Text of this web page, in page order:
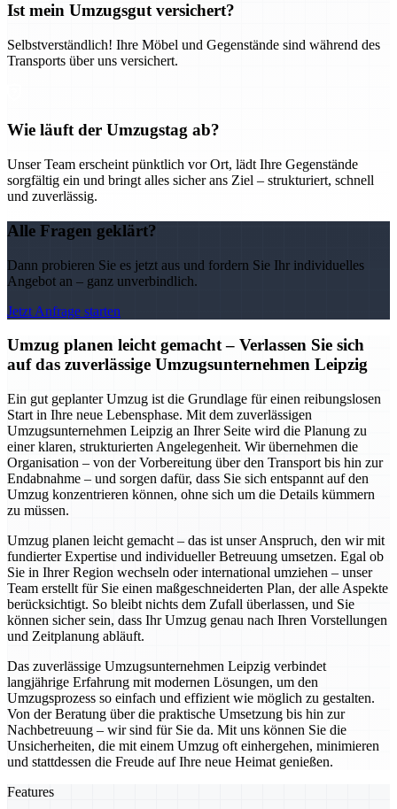
Ist mein Umzugsgut versichert?
Selbstverständlich! Ihre Möbel und Gegenstände sind während des
Transports über uns versichert.
Wie läuft der Umzugstag ab?
Unser Team erscheint pünktlich vor Ort, lädt Ihre Gegenstände
sorgfältig ein und bringt alles sicher ans Ziel – strukturiert, schnell
und zuverlässig.
Alle Fragen geklärt?
Dann probieren Sie es jetzt aus und fordern Sie Ihr individuelles
Angebot an – ganz unverbindlich.
Jetzt Anfrage starten
Umzug planen leicht gemacht – Verlassen Sie sich
auf das zuverlässige Umzugsunternehmen Leipzig
Ein gut geplanter Umzug ist die Grundlage für einen reibungslosen
Start in Ihre neue Lebensphase. Mit dem zuverlässigen
Umzugsunternehmen Leipzig an Ihrer Seite wird die Planung zu
einer klaren, strukturierten Angelegenheit. Wir übernehmen die
Organisation – von der Vorbereitung über den Transport bis hin zur
Endabnahme – und sorgen dafür, dass Sie sich entspannt auf den
Umzug konzentrieren können, ohne sich um die Details kümmern
zu müssen.
Umzug planen leicht gemacht – das ist unser Anspruch, den wir mit
fundierter Expertise und individueller Betreuung umsetzen. Egal ob
Sie in Ihrer Region wechseln oder international umziehen – unser
Team erstellt für Sie einen maßgeschneiderten Plan, der alle Aspekte
berücksichtigt. So bleibt nichts dem Zufall überlassen, und Sie
können sicher sein, dass Ihr Umzug genau nach Ihren Vorstellungen
und Zeitplanung abläuft.
Das zuverlässige Umzugsunternehmen Leipzig verbindet
langjährige Erfahrung mit modernen Lösungen, um den
Umzugsprozess so einfach und effizient wie möglich zu gestalten.
Von der Beratung über die praktische Umsetzung bis hin zur
Nachbetreuung – wir sind für Sie da. Mit uns können Sie die
Unsicherheiten, die mit einem Umzug oft einhergehen, minimieren
und stattdessen die Freude auf Ihre neue Heimat genießen.
Features